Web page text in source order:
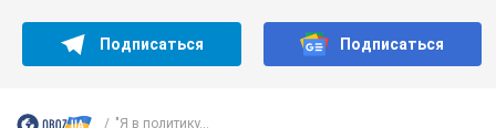
Подписаться Подписаться
"Я в политику...